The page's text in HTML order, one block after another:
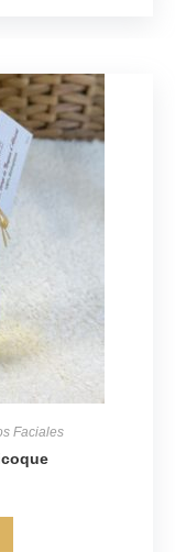
Faciales